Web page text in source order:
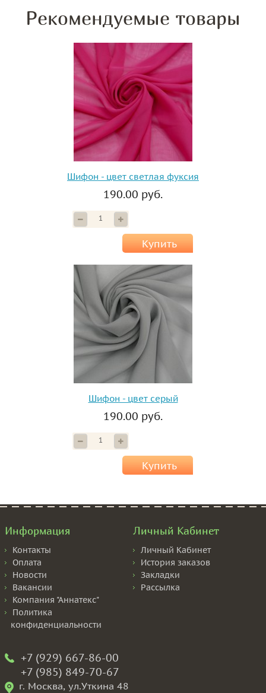
Рекомендуемые товары
Шифон - цвет светлая фуксия
190.00 руб.
Купить
Шифон - цвет серый
190.00 руб.
Купить
Информация
Контакты
Оплата
Новости
Вакансии
Компания "Аннатекс"
Политика
конфиденциальности
Личный Кабинет
Личный Кабинет
История заказов
Закладки
Рассылка
+7 (929) 667-86-00
+7 (985) 849-70-67
г. Москва, ул.Уткина 48